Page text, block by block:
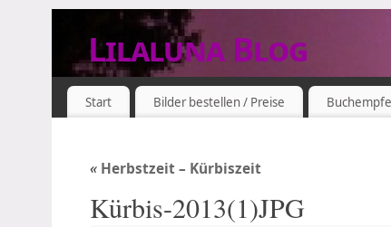
Lilaluna Blog
DAS JETZT IST SCHON VERGANGENHEIT
Start Bilder bestellen / Preise
« Herbstzeit – Kürbiszeit
Kürbis-2013(1)JPG